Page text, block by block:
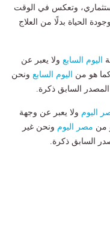
وتعكس في الوقت
الحياة بدلًا من العلاج
اليوم السابع ولا يعبر عن
كما هو من اليوم السابع ونحن
السابق ذكرة.
اليوم ولا يعبر عن وجهة
من مصر اليوم ونحن غير
السابق ذكرة.